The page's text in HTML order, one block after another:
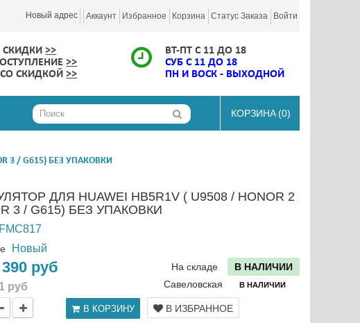
Новый адрес Аккаунт Избранное Корзина Статус Заказа Войти
СКИДКИ>>
>>
СКИДКОЙ>>
ВТ-ПТ С 11 ДО 18
СУБ С 11 ДО 18
ПН И ВОСК - ВЫХОДНОЙ
КОРЗИНА (0)
3 / G615) БЕЗ УПАКОВКИ
ДЛЯ HUAWEI HB5R1V ( U9508 / HONOR 2
3 / G615) БЕЗ УПАКОВКИ
FMC817
Новый
390 руб
руб
На складе
В НАЛИЧИИ
Савеловская
В НАЛИЧИИ
В КОРЗИНУ В ИЗБРАННОЕ